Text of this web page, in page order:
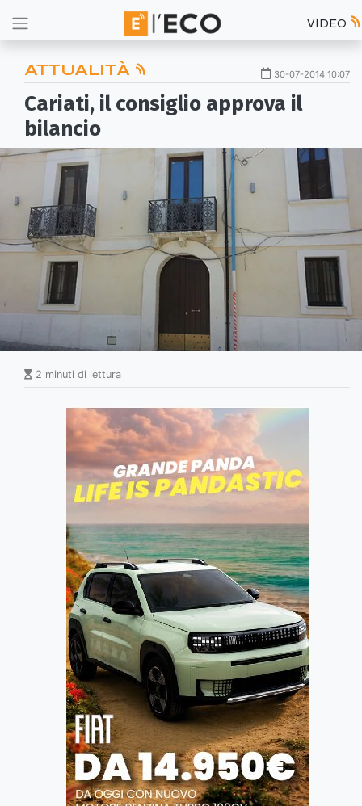
VIDEO
ATTUALITÀ 30-07-2014 10:07
Cariati, il consiglio approva il
bilancio
2 minuti di lettura